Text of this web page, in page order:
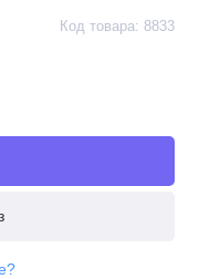
Код товара: 8833